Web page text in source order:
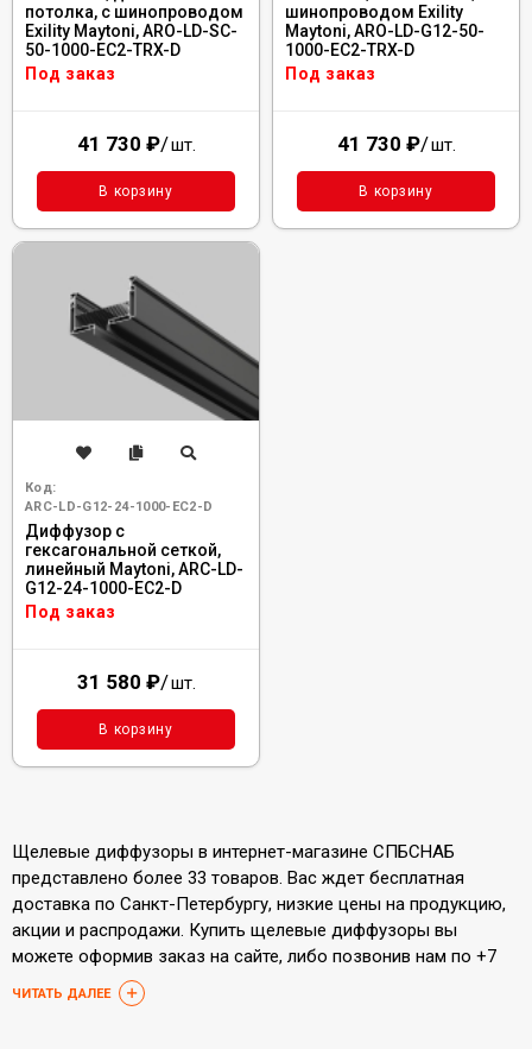
потолка, с шинопроводом
Exility Maytoni, ARO-LD-SC-
50-1000-EC2-TRX-D
Под заказ
41 730 ₽/шт.
В корзину
шинопроводом Exility
Maytoni, ARO-LD-G12-50-
1000-EC2-TRX-D
Под заказ
41 730 ₽/шт.
В корзину
Код:
ARC-LD-G12-24-1000-EC2-D
Диффузор с
гексагональной сеткой,
линейный Maytoni, ARC-LD-
G12-24-1000-EC2-D
Под заказ
31 580 ₽/шт.
В корзину
Щелевые диффузоры в интернет-магазине СПБСНАБ
представлено более 33 товаров. Вас ждет бесплатная
доставка по Санкт-Петербургу, низкие цены на продукцию,
акции и распродажи. Купить щелевые диффузоры вы
можете оформив заказ на сайте, либо позвонив нам по +7
812 205-93-05.
ЧИТАТЬ ДАЛЕЕ